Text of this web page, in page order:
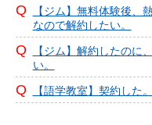
【ジム】無料体験後、
なので解約したい。
【ジム】解約したのに
い。
【語学教室】契約した